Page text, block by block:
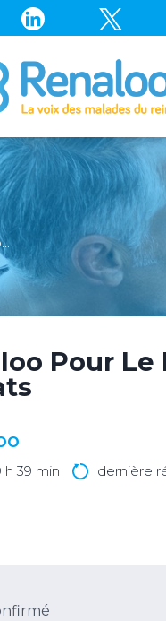
Pour
h 39 min dernière